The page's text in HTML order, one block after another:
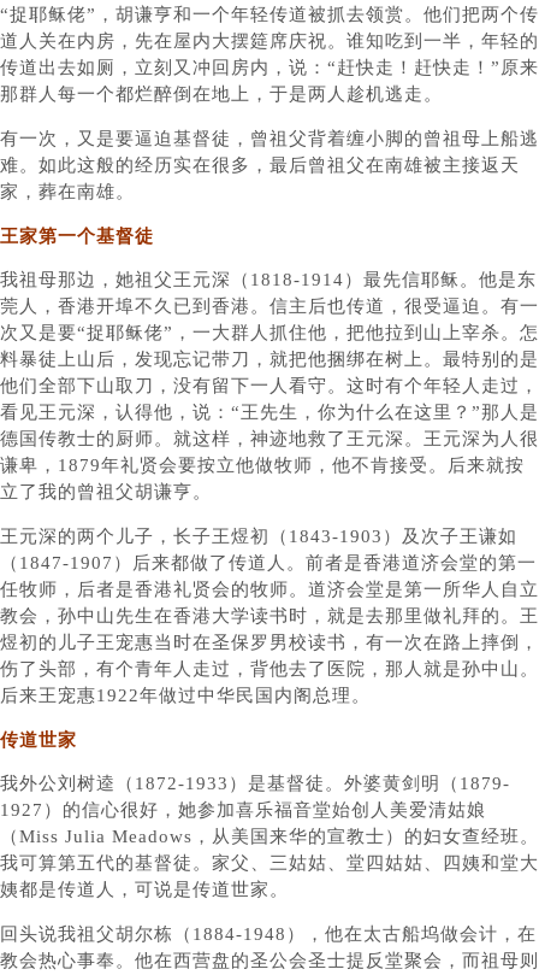
“捉耶稣佬”，胡谦亨和一个年轻传道被抓去领赏。他们把两个传
道人关在内房，先在屋内大摆筵席庆祝。谁知吃到一半，年轻的
传道出去如厕，立刻又冲回房内，说：“赶快走！赶快走！”原来
那群人每一个都烂醉倒在地上，于是两人趁机逃走。
有一次，又是要逼迫基督徒，曾祖父背着缠小脚的曾祖母上船逃
难。如此这般的经历实在很多，最后曾祖父在南雄被主接返天
家，葬在南雄。
王家第一个基督徒
我祖母那边，她祖父王元深（1818-1914）最先信耶稣。他是东
莞人，香港开埠不久已到香港。信主后也传道，很受逼迫。有一
次又是要“捉耶稣佬”，一大群人抓住他，把他拉到山上宰杀。怎
料暴徒上山后，发现忘记带刀，就把他捆绑在树上。最特别的是
他们全部下山取刀，没有留下一人看守。这时有个年轻人走过，
看见王元深，认得他，说：“王先生，你为什么在这里？”那人是
德国传教士的厨师。就这样，神迹地救了王元深。王元深为人很
谦卑，1879年礼贤会要按立他做牧师，他不肯接受。后来就按
立了我的曾祖父胡谦亨。
王元深的两个儿子，长子王煜初（1843-1903）及次子王谦如
（1847-1907）后来都做了传道人。前者是香港道济会堂的第一
任牧师，后者是香港礼贤会的牧师。道济会堂是第一所华人自立
教会，孙中山先生在香港大学读书时，就是去那里做礼拜的。王
煜初的儿子王宠惠当时在圣保罗男校读书，有一次在路上摔倒，
伤了头部，有个青年人走过，背他去了医院，那人就是孙中山。
后来王宠惠1922年做过中华民国内阁总理。
传道世家
我外公刘树逵（1872-1933）是基督徒。外婆黄剑明（1879-
1927）的信心很好，她参加喜乐福音堂始创人美爱清姑娘
（Miss Julia Meadows，从美国来华的宣教士）的妇女查经班。
我可算第五代的基督徒。家父、三姑姑、堂四姑姑、四姨和堂大
姨都是传道人，可说是传道世家。
回头说我祖父胡尔栋（1884-1948），他在太古船坞做会计，在
教会热心事奉。他在西营盘的圣公会圣士提反堂聚会，而祖母则